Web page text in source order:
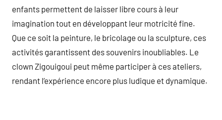
enfants permettent de laisser libre cours à leur
imagination tout en développant leur motricité fine.
Que ce soit la peinture, le bricolage ou la sculpture, ces
activités garantissent des souvenirs inoubliables. Le
clown Zigouigoui peut même participer à ces ateliers,
rendant l’expérience encore plus ludique et dynamique.